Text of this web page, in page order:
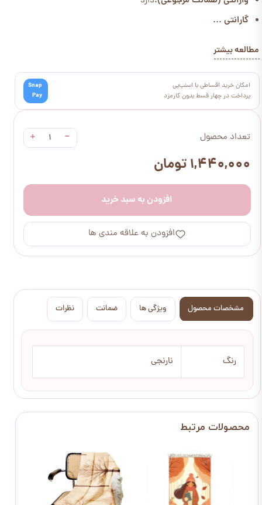
تعداد محصول −
+
۱,۴۴۰,۰۰۰ تومان
افزودن به سبد خرید
افزودن به علاقه مندی ها
گارانتی ...
مطالعه بیشتر
امکان خرید اقساطی با اسنپ‌پی
پرداخت در چهار قسط بدون کارمزد
Snap
Pay
مشخصات محصول ویژگی ها ضمانت نظرات
رنگ نارنجی